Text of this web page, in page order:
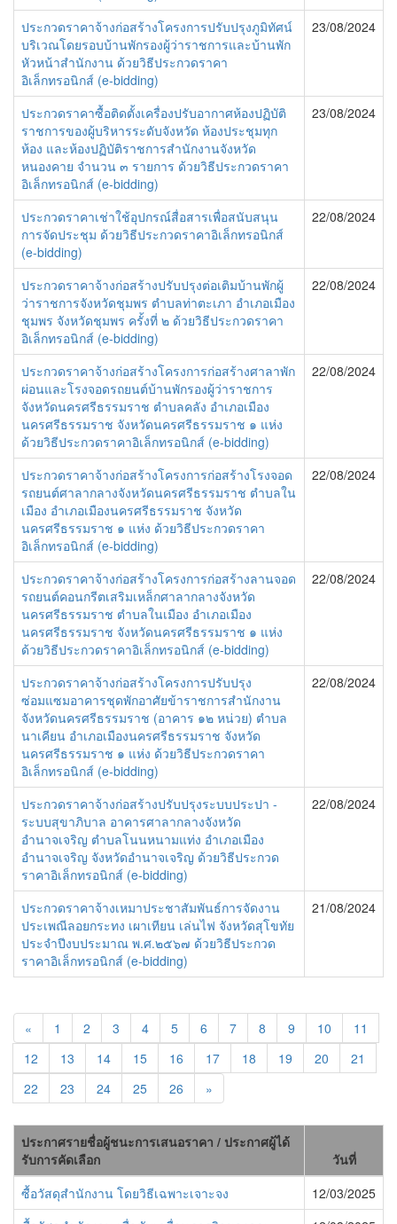
ประกวดราคาจ้างก่อสร้างโครงการปรับปรุงภูมิทัศน์
บริเวณโดยรอบบ้านพักรองผู้ว่าราชการและบ้านพัก
หัวหน้าสำนักงาน ด้วยวิธีประกวดราคา
อิเล็กทรอนิกส์ (e-bidding)
23/08/2024
ประกวดราคาซื้อติดตั้งเครื่องปรับอากาศห้องปฏิบัติ
ราชการของผู้บริหารระดับจังหวัด ห้องประชุมทุก
ห้อง และห้องปฏิบัติราชการสำนักงานจังหวัด
หนองคาย จำนวน ๓ รายการ ด้วยวิธีประกวดราคา
อิเล็กทรอนิกส์ (e-bidding)
23/08/2024
ประกวดราคาเช่าใช้อุปกรณ์สื่อสารเพื่อสนับสนุน
การจัดประชุม ด้วยวิธีประกวดราคาอิเล็กทรอนิกส์
(e-bidding)
22/08/2024
ประกวดราคาจ้างก่อสร้างปรับปรุงต่อเติมบ้านพักผู้
ว่าราชการจังหวัดชุมพร ตำบลท่าตะเภา อำเภอเมือง
ชุมพร จังหวัดชุมพร ครั้งที่ ๒ ด้วยวิธีประกวดราคา
อิเล็กทรอนิกส์ (e-bidding)
22/08/2024
ประกวดราคาจ้างก่อสร้างโครงการก่อสร้างศาลาพัก
ผ่อนและโรงจอดรถยนต์บ้านพักรองผู้ว่าราชการ
จังหวัดนครศรีธรรมราช ตำบลคลัง อำเภอเมือง
นครศรีธรรมราช จังหวัดนครศรีธรรมราช ๑ แห่ง
ด้วยวิธีประกวดราคาอิเล็กทรอนิกส์ (e-bidding)
22/08/2024
ประกวดราคาจ้างก่อสร้างโครงการก่อสร้างโรงจอด
รถยนต์ศาลากลางจังหวัดนครศรีธรรมราช ตำบลใน
เมือง อำเภอเมืองนครศรีธรรมราช จังหวัด
นครศรีธรรมราช ๑ แห่ง ด้วยวิธีประกวดราคา
อิเล็กทรอนิกส์ (e-bidding)
22/08/2024
ประกวดราคาจ้างก่อสร้างโครงการก่อสร้างลานจอด
รถยนต์คอนกรีตเสริมเหล็กศาลากลางจังหวัด
นครศรีธรรมราช ตำบลในเมือง อำเภอเมือง
นครศรีธรรมราช จังหวัดนครศรีธรรมราช ๑ แห่ง
ด้วยวิธีประกวดราคาอิเล็กทรอนิกส์ (e-bidding)
22/08/2024
ประกวดราคาจ้างก่อสร้างโครงการปรับปรุง
ซ่อมแซมอาคารชุดพักอาศัยข้าราชการสำนักงาน
จังหวัดนครศรีธรรมราช (อาคาร ๑๒ หน่วย) ตำบล
นาเคียน อำเภอเมืองนครศรีธรรมราช จังหวัด
นครศรีธรรมราช ๑ แห่ง ด้วยวิธีประกวดราคา
อิเล็กทรอนิกส์ (e-bidding)
22/08/2024
ประกวดราคาจ้างก่อสร้างปรับปรุงระบบประปา -
ระบบสุขาภิบาล อาคารศาลากลางจังหวัด
อำนาจเจริญ ตำบลโนนหนามแท่ง อำเภอเมือง
อำนาจเจริญ จังหวัดอำนาจเจริญ ด้วยวิธีประกวด
ราคาอิเล็กทรอนิกส์ (e-bidding)
22/08/2024
ประกวดราคาจ้างเหมาประชาสัมพันธ์การจัดงาน
ประเพณีลอยกระทง เผาเทียน เล่นไฟ จังหวัดสุโขทัย
ประจำปีงบประมาณ พ.ศ.๒๕๖๗ ด้วยวิธีประกวด
ราคาอิเล็กทรอนิกส์ (e-bidding)
21/08/2024
« 1 2 3 4 5 6 7 8 9 10
11
12
13 14 15 16 17 18 19 20
21
22
23 24 25 26 »
ประกาศรายชื่อผู้ชนะการเสนอราคา / ประกาศผู้ได้
รับการคัดเลือก
วันที่
ซื้อวัสดุสำนักงาน โดยวิธีเฉพาะเจาะจง
12/03/2025